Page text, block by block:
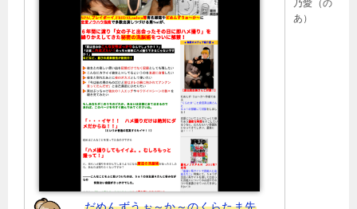
乃愛（の
あ）
だめんずうぉ～か～のくらたま先